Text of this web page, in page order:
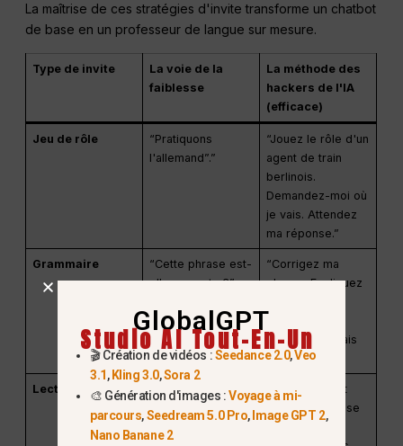
La maîtrise de ces stratégies d'invite transforme un chatbot
de base en un professeur de langue sur mesure.
Type de invite
La voie de la
faiblesse
La méthode des
hackers de l'IA
(efficace)
Jeu de rôle
“Pratiquons
l'allemand”.”
“Jouez le rôle d'un
agent de train
berlinois.
Demandez-moi où
je vais. Attendez
ma réponse.”
Grammaire
“Cette phrase est-
elle correcte ?”
“Corrigez ma
phrase. Expliquez
comme si j'avais
10 ans”.”
Lecture “Traduisez ceci”.”
“Réécrivez cet
article de presse
en utilisant
GlobalGPT
Studio AI Tout-En-Un
🎬 Création de vidéos :Seedance 2.0,Veo
3.1, Kling 3.0,Sora 2
🎨 Génération d'images :Voyage à mi-
parcours,Seedream 5.0 Pro, Image GPT 2,
Nano Banane 2